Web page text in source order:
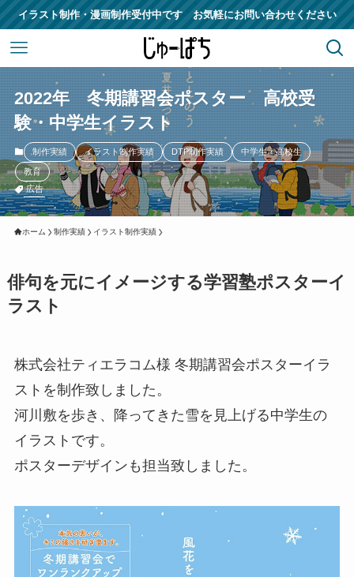
イラスト制作・漫画制作受付中です お気軽にお問い合わせください
2022年 冬期講習会ポスター 高校受
験・中学生イラスト
制作実績 イラスト制作実績 DTP制作実績 中学生・高校生
教育
広告
ホーム 制作実績 イラスト制作実績
俳句を元にイメージする学習塾ポスターイ
ラスト
株式会社ティエラコム様 冬期講習会ポスターイラ
ストを制作致しました。
河川敷を歩き、降ってきた雪を見上げる中学生の
イラストです。
ポスターデザインも担当致しました。